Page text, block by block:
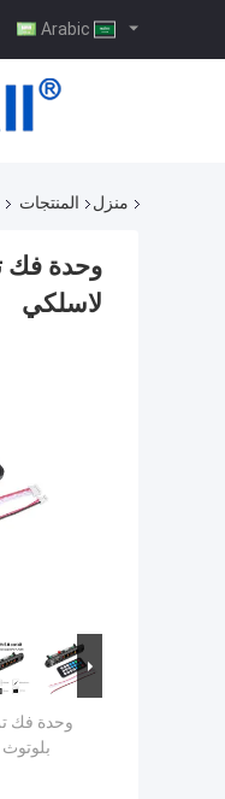
منزل المنتجات
لاسلكي